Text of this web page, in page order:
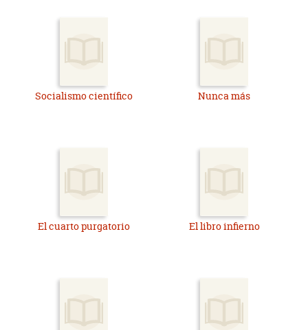
Socialismo científico Nunca más
El cuarto purgatorio El libro infierno